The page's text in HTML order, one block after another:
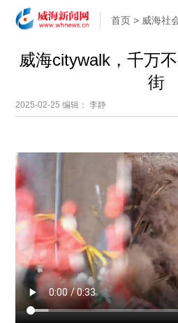
首页 > 威海社
威海citywalk，千万
街
2025-02-25编辑： 李静